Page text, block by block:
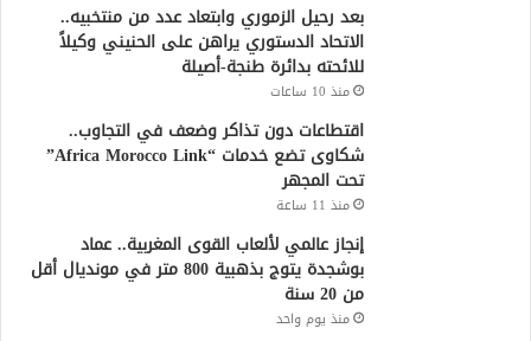
بعد رحيل الزموري وابتعاد عدد من منتخبيه..
الاتحاد الدستوري يراهن على الحنيني وكيلاً
للائحته بدائرة طنجة-أصيلة
منذ 10 ساعات
اقتطاعات دون تذاكر وضعف في التجاوب..
شكاوى تضع خدمات “Africa Morocco Link”
تحت المجهر
منذ 11 ساعة
إنجاز عالمي لألعاب القوى المغربية.. عماد
بوشجدة يتوج بذهبية 800 متر في مونديال أقل
من 20 سنة
منذ يوم واحد